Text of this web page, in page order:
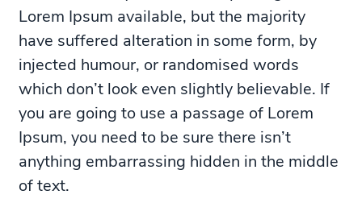
Lorem Ipsum available, but the majority
have suffered alteration in some form, by
injected humour, or randomised words
which don’t look even slightly believable. If
you are going to use a passage of Lorem
Ipsum, you need to be sure there isn’t
anything embarrassing hidden in the middle
of text.